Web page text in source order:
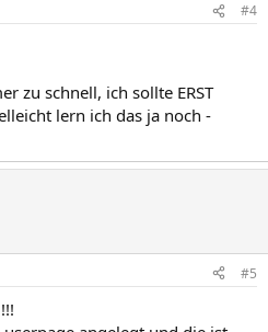
#4
zu schnell, ich sollte ERST
lern ich das ja noch -
#5